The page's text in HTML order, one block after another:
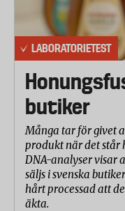
LABORATORIETEST
butiker
Många tar för givet
produkt när det står
DNA-analyser visar
säljs i svenska
hårt processad att
äkta.